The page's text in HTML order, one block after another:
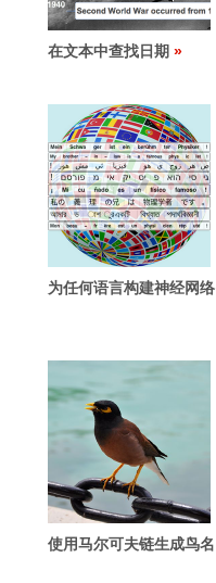
在文本中查找日期
为任何语言构建神经网络
使用马尔可夫链生成鸟名